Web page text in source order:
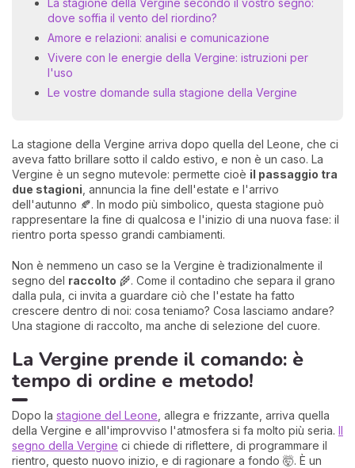
La stagione della Vergine secondo il vostro segno:
dove soffia il vento del riordino?
Amore e relazioni: analisi e comunicazione
Vivere con le energie della Vergine: istruzioni per
l'uso
Le vostre domande sulla stagione della Vergine
La stagione della Vergine arriva dopo quella del Leone, che ci
aveva fatto brillare sotto il caldo estivo, e non è un caso. La
Vergine è un segno mutevole: permette cioè il passaggio tra
due stagioni , annuncia la fine dell'estate e l'arrivo
dell'autunno 🍂. In modo più simbolico, questa stagione può
rappresentare la fine di qualcosa e l'inizio di una nuova fase: il
rientro porta spesso grandi cambiamenti.
Non è nemmeno un caso se la Vergine è tradizionalmente il
segno del raccolto 🌾. Come il contadino che separa il grano
dalla pula, ci invita a guardare ciò che l'estate ha fatto
crescere dentro di noi: cosa teniamo? Cosa lasciamo andare?
Una stagione di raccolto, ma anche di selezione del cuore.
La Vergine prende il comando: è
tempo di ordine e metodo!
Dopo la stagione del Leone , allegra e frizzante, arriva quella
della Vergine e all'improvviso l'atmosfera si fa molto più seria. Il
segno della Vergine ci chiede di riflettere, di programmare il
rientro, questo nuovo inizio, e di ragionare a fondo 🤯. È un